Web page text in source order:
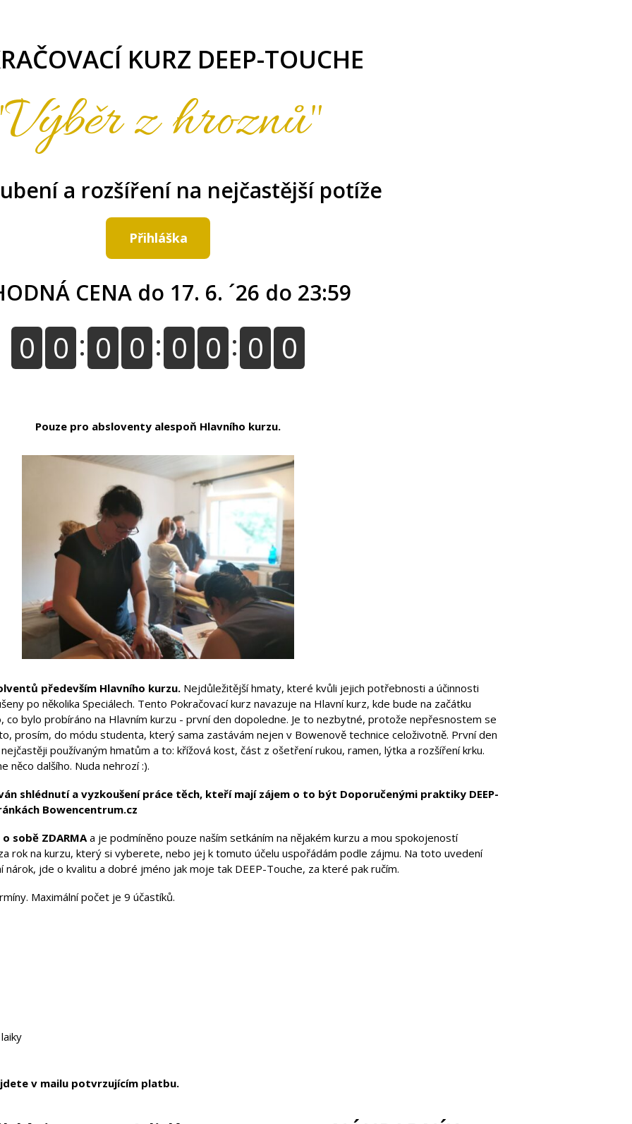
KURZ DEEP-TOUCHE
z hroznů"
a rozšíření na nejčastější potíže
Přihláška
CENA do 17. 6. ´26 do 23:59
0 0 0 0 0 0 0 0
Pouze pro absloventy alespoň Hlavního kurzu.
především Hlavního kurzu. Nejdůležitější hmaty, které kvůli jejich potřebnosti a účinnosti
po několika Speciálech. Tento Pokračovací kurz navazuje na Hlavní kurz, kde bude na začátku
co bylo probíráno na Hlavním kurzu - první den dopoledne. Je to nezbytné, protože nepřesnostem se
prosím, do módu studenta, který sama zastávám nejen v Bowenově technice celoživotně. První den
používaným hmatům a to: křížová kost, část z ošetření rukou, ramen, lýtka a rozšíření krku.
něco dalšího. Nuda nehrozí :).
shlédnutí a vyzkoušení práce těch, kteří mají zájem o to být Doporučenými praktiky DEEP-
Bowencentrum.cz
sobě ZDARMAa je podmíněno pouze naším setkáním na nějakém kurzu a mou spokojeností
rok na kurzu, který si vyberete, nebo jej k tomuto účelu uspořádám podle zájmu. Na toto uvedení
jde o kvalitu a dobré jméno jak moje tak DEEP-Touche, za které pak ručím.
Maximální počet je 9 účastíků.
v mailu potvrzujícím platbu.